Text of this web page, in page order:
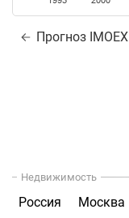
Прогноз IMOEX
Недвижимость
Россия Москва